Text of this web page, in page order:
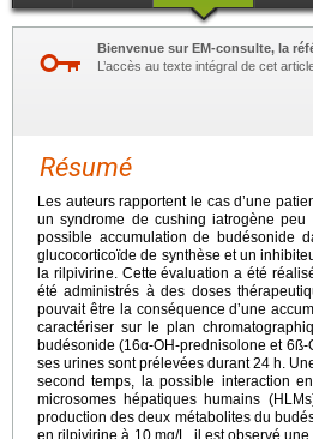
Bienvenue sur EM-consulte, la
L’accès au texte intégral de cet
Résumé
Les auteurs rapportent le cas d’une
un syndrome de cushing iatrogène peu
possible accumulation de budésonide
glucocorticoïde de synthèse et un
la rilpivirine. Cette évaluation a été
été administrés à des doses
pouvait être la conséquence d’une
caractériser sur le plan
budésonide (16α-OH-prednisolone et
ses urines sont prélevées durant 24 h.
second temps, la possible interaction
microsomes hépatiques humains
production des deux métabolites du
en rilpivirine à 10 mg/L, il est observé